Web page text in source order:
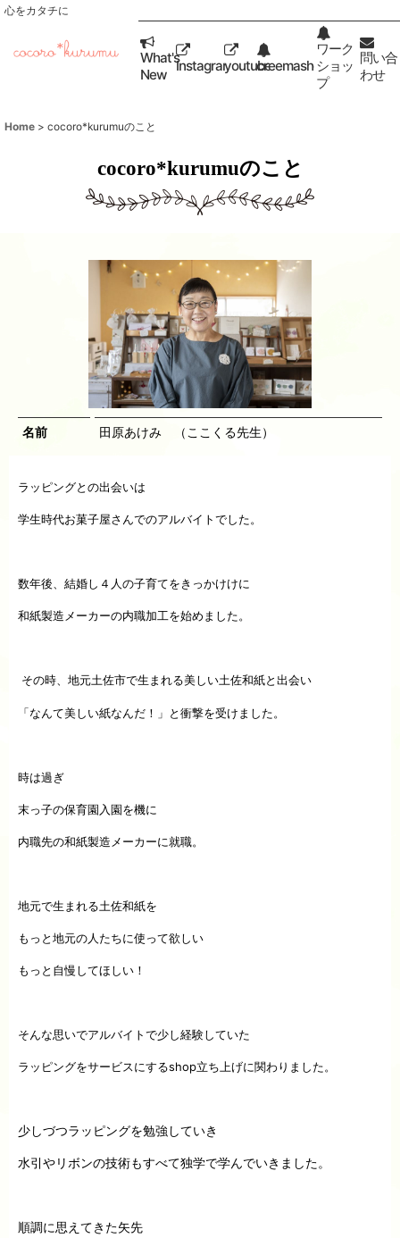
心をカタチに
What's
New Instagramyoutubecreemashop
ワーク
ショッ
プ
問い合
わせ
Home > cocoro*kurumuのこと
cocoro*kurumuのこと
名前 田原あけみ （ここくる先生）
ラッピングとの出会いは
学生時代お菓子屋さんでのアルバイトでした。
数年後、結婚し４人の子育てをきっかけけに
和紙製造メーカーの内職加工を始めました。
その時、地元土佐市で生まれる美しい土佐和紙と出会い
「なんて美しい紙なんだ！」と衝撃を受けました。
時は過ぎ
末っ子の保育園入園を機に
内職先の和紙製造メーカーに就職。
地元で生まれる土佐和紙を
もっと地元の人たちに使って欲しい
もっと自慢してほしい！
そんな思いでアルバイトで少し経験していた
ラッピングをサービスにするshop立ち上げに関わりました。
少しづつラッピングを勉強していき
水引やリボンの技術もすべて独学で学んでいきました。
順調に思えてきた矢先